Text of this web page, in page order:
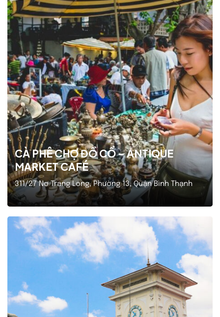
CÀ PHÊ CHỢ ĐỒ CỔ – ANTIQUE
MARKET CAFÉ
311/27 Nơ Trang Long, Phường 13, Quận Bình Thạnh